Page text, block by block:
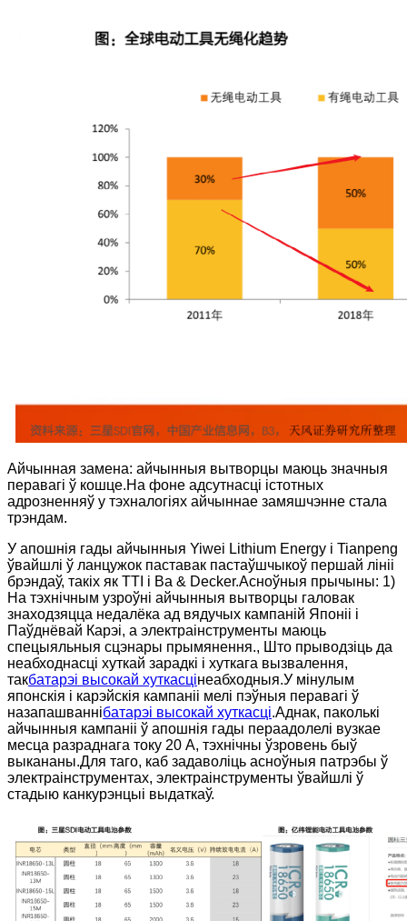
Айчынная замена: айчынныя вытворцы маюць значныя
перавагі ў кошце.На фоне адсутнасці істотных
адрозненняў у тэхналогіях айчыннае замяшчэнне стала
трэндам.
У апошнія гады айчынныя Yiwei Lithium Energy і Tianpeng
ўвайшлі ў ланцужок паставак пастаўшчыкоў першай лініі
брэндаў, такіх як TTI і Ba & Decker.Асноўныя прычыны: 1)
На тэхнічным узроўні айчынныя вытворцы галовак
знаходзяцца недалёка ад вядучых кампаній Японіі і
Паўднёвай Карэі, а электраінструменты маюць
спецыяльныя сцэнары прымянення., Што прыводзіць да
неабходнасці хуткай зарадкі і хуткага вызвалення,
такбатарэі высокай хуткасцінеабходныя.У мінулым
японскія і карэйскія кампаніі мелі пэўныя перавагі ў
назапашваннібатарэі высокай хуткасці.Аднак, паколькі
айчынныя кампаніі ў апошнія гады пераадолелі вузкае
месца разраднага току 20 А, тэхнічны ўзровень быў
выкананы.Для таго, каб задаволіць асноўныя патрэбы ў
электраінструментах, электраінструменты ўвайшлі ў
стадыю канкурэнцыі выдаткаў.